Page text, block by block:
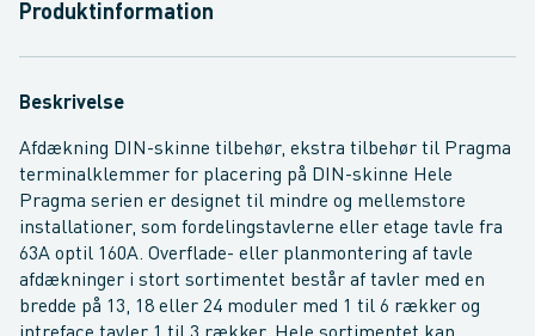
Produktinformation
Beskrivelse
Afdækning DIN-skinne tilbehør, ekstra tilbehør til Pragma
terminalklemmer for placering på DIN-skinne Hele
Pragma serien er designet til mindre og mellemstore
installationer, som fordelingstavlerne eller etage tavle fra
63A optil 160A. Overflade- eller planmontering af tavle
afdækninger i stort sortimentet består af tavler med en
bredde på 13, 18 eller 24 moduler med 1 til 6 rækker og